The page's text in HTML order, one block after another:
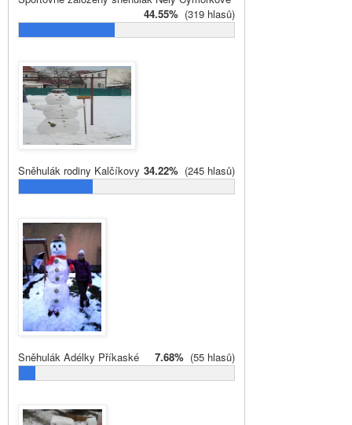
44.55% (319 hlasů)
Sněhulák rodiny Kalčíkovy 34.22% (245 hlasů)
Sněhulák Adélky Příkaské 7.68% (55 hlasů)